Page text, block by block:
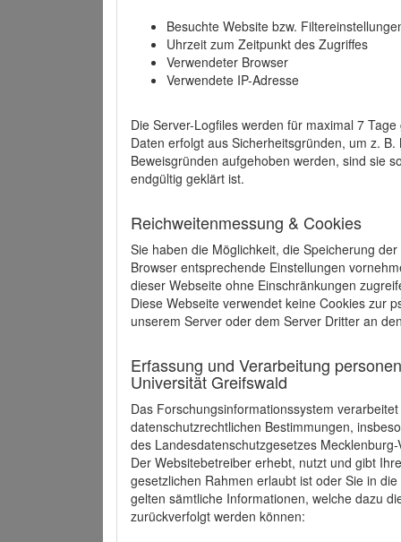
Besuchte Website bzw.
Uhrzeit zum Zeitpunkt des Zugriffes
Verwendeter Browser
Verwendete IP-Adresse
Die Server-Logfiles werden für maximal 7
Daten erfolgt aus Sicherheitsgründen, um z.
Beweisgründen aufgehoben werden, sind sie
endgültig geklärt ist.
Reichweitenmessung & Cookies
Sie haben die Möglichkeit, die Speicherung
Browser entsprechende Einstellungen
dieser Webseite ohne Einschränkungen
Diese Webseite verwendet keine Cookies zur
unserem Server oder dem Server Dritter an
Erfassung und Verarbeitung
Universität Greifswald
Das Forschungsinformationssystem
datenschutzrechtlichen Bestimmungen,
des Landesdatenschutzgesetzes
Der Websitebetreiber erhebt, nutzt und gibt
gesetzlichen Rahmen erlaubt ist oder Sie in
gelten sämtliche Informationen, welche dazu
zurückverfolgt werden können: